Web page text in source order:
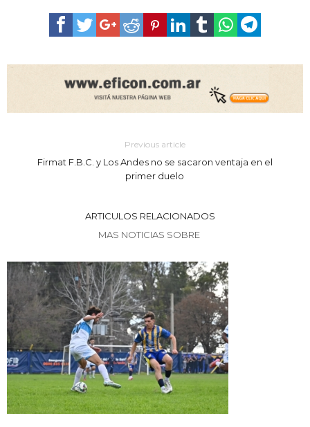
Previous article
Firmat F.B.C. y Los Andes no se sacaron ventaja en el
primer duelo
ARTICULOS RELACIONADOS
MAS NOTICIAS SOBRE